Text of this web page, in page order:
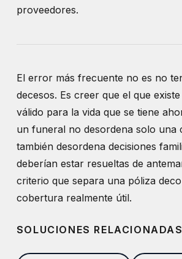
proveedores.
El error más frecuente no es no
decesos. Es creer que el que
válido para la vida que se tiene
un funeral no desordena solo una
también desordena decisiones
deberían estar resueltas de
criterio que separa una póliza
cobertura realmente útil.
SOLUCIONES RELACIONADAS